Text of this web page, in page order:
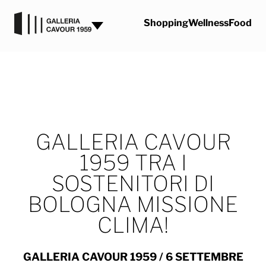
ShoppingWellnessFood
GALLERIA CAVOUR
1959 TRA I
SOSTENITORI DI
BOLOGNA MISSIONE
CLIMA!
GALLERIA CAVOUR 1959 / 6 SETTEMBRE